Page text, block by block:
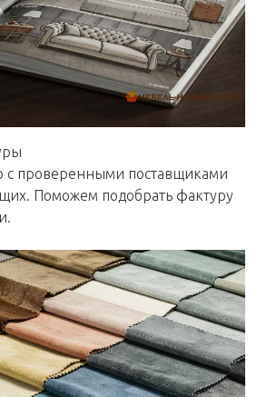
с проверенными поставщиками
Поможем подобрать фактуру